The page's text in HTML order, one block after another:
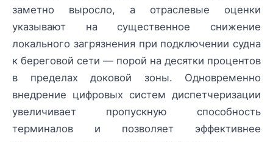
заметно выросло, а отраслевые оценки
указывают на существенное снижение
локального загрязнения при подключении судна
к береговой сети — порой на десятки процентов
в пределах доковой зоны. Одновременно
внедрение цифровых систем диспетчеризации
увеличивает пропускную способность
терминалов и позволяет эффективнее